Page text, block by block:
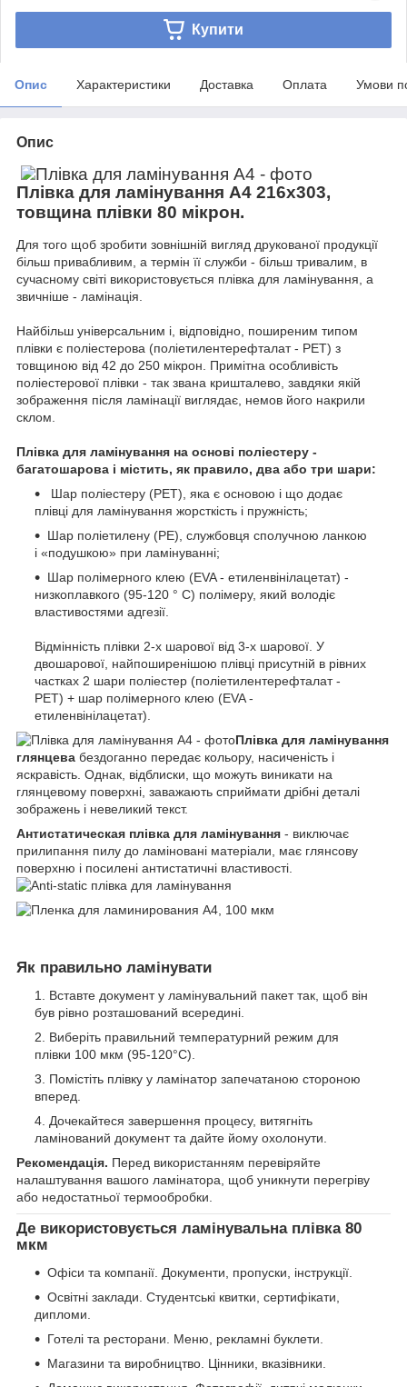
Купити
Опис Характеристики Доставка Оплата Умови
Опис
Плівка для ламінування А4 216х303,
товщина плівки 80 мікрон.
Для того щоб зробити зовнішній вигляд друкованої продукції
більш привабливим, а термін її служби - більш тривалим, в
сучасному світі використовується плівка для ламінування, а
звичніше - ламінація.
Найбільш універсальним і, відповідно, поширеним типом
плівки є поліестерова (поліетилентерефталат - РЕТ) з
товщиною від 42 до 250 мікрон. Примітна особливість
поліестерової плівки - так звана кришталево, завдяки якій
зображення після ламінації виглядає, немов його накрили
склом.
Плівка для ламінування на основі поліестеру -
багатошарова і містить, як правило, два або три шари:
Шар поліестеру (PET), яка є основою і що додає
плівці для ламінування жорсткість і пружність;
Шар поліетилену (РЕ), службовця сполучною ланкою
і «подушкою» при ламінуванні;
Шар полімерного клею (EVA - етиленвінілацетат) -
низкоплавкого (95-120 ° C) полімеру, який володіє
властивостями адгезії.
Відмінність плівки 2-х шарової від 3-х шарової. У
двошарової, найпоширенішою плівці присутній в рівних
частках 2 шари поліестер (поліетилентерефталат -
РЕТ) + шар полімерного клею (EVA -
етиленвінілацетат).
Плівка для ламінування
глянцева бездоганно передає кольору, насиченість і
яскравість. Однак, відблиски, що можуть виникати на
глянцевому поверхні, заважають сприймати дрібні деталі
зображень і невеликий текст.
Антистатическая плівка для ламінування - виключає
прилипання пилу до ламіновані матеріали, має глянсову
поверхню і посилені антистатичні властивості.
Як правильно ламінувати
Вставте документ у ламінувальний пакет так, щоб він
був рівно розташований всередині.
Виберіть правильний температурний режим для
плівки 100 мкм (95-120°C).
Помістіть плівку у ламінатор запечатаною стороною
вперед.
Дочекайтеся завершення процесу, витягніть
ламінований документ та дайте йому охолонути.
Рекомендація. Перед використанням перевіряйте
налаштування вашого ламінатора, щоб уникнути перегріву
або недостатньої термообробки.
Де використовується ламінувальна плівка 80
мкм
Офіси та компанії. Документи, пропуски, інструкції.
Освітні заклади. Студентські квитки, сертифікати,
дипломи.
Готелі та ресторани. Меню, рекламні буклети.
Магазини та виробництво. Цінники, вказівники.